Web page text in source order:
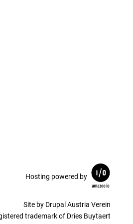
Hosting powered by
Site by Drupal Austria Verein
trademark of Dries Buytaert